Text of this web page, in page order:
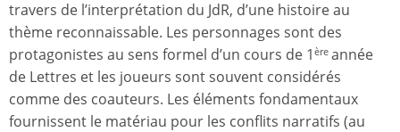
travers de l’interprétation du JdR, d’une histoire au
thème reconnaissable. Les personnages sont des
protagonistes au sens formel d’un cours de 1 ère année
de Lettres et les joueurs sont souvent considérés
comme des coauteurs. Les éléments fondamentaux
fournissent le matériau pour les conflits narratifs (au